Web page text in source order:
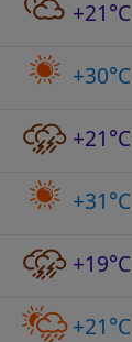
+21°C
+30°C
+21°C
+31°C
+19°C
+21°C